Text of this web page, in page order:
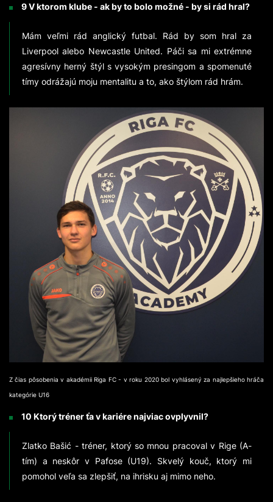
9 V ktorom klube - ak by to bolo možné - by si rád hral?
Mám veľmi rád anglický futbal. Rád by som hral za
Liverpool alebo Newcastle United. Páči sa mi extrémne
agresívny herný štýl s vysokým presingom a spomenuté
tímy odrážajú moju mentalitu a to, ako štýlom rád hrám.
Z čias pôsobenia v akadémii Riga FC - v roku 2020 bol vyhlásený za najlepšieho hráča
kategórie U16
10 Ktorý tréner ťa v kariére najviac ovplyvnil?
Zlatko Bašić - tréner, ktorý so mnou pracoval v Rige (A-
tím) a neskôr v Pafose (U19). Skvelý kouč, ktorý mi
pomohol veľa sa zlepšiť, na ihrisku aj mimo neho.